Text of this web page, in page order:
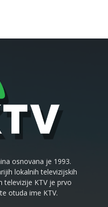
osnovana je 1993.
lokalnih televizijskih
televizije KTV je prvo
otuda ime KTV.